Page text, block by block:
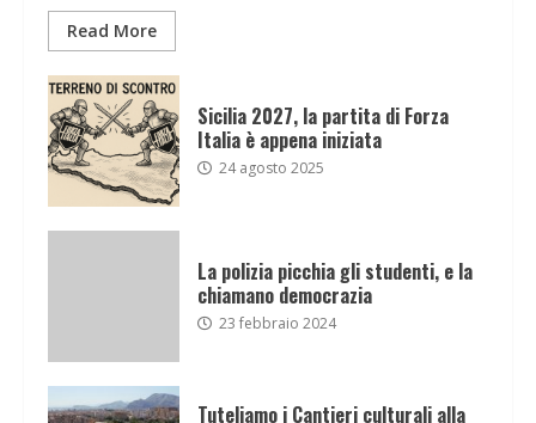
Read More
Sicilia 2027, la partita di Forza
Italia è appena iniziata
24 agosto 2025
La polizia picchia gli studenti, e la
chiamano democrazia
23 febbraio 2024
Tuteliamo i Cantieri culturali alla